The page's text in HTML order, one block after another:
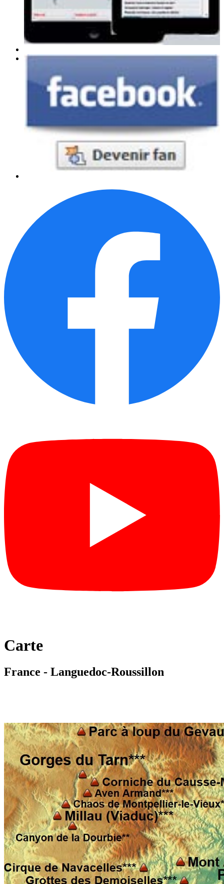
Carte
France - Languedoc-Roussillon